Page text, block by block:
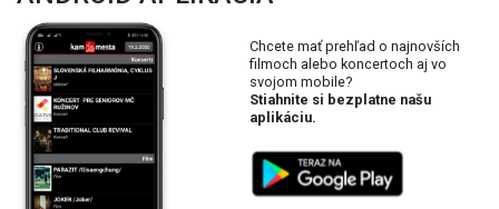
Chcete mať prehľad o najnovších
filmoch alebo koncertoch aj vo
svojom mobile?
Stiahnite si bezplatne našu
aplikáciu.